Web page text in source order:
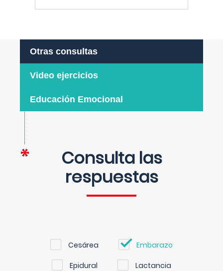
Otras consultas
Video ejercicios
Educación Emocional
Consulta las
respuestas
Cesárea Embarazo
Epidural Lactancia